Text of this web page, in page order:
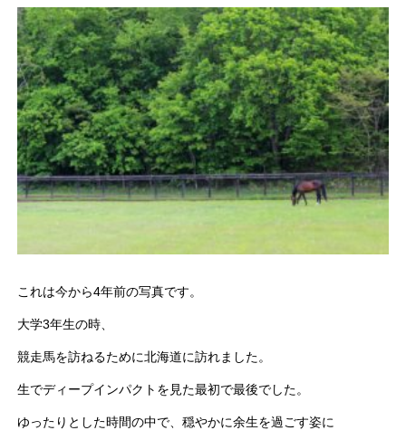
これは今から4年前の写真です。
大学3年生の時、
競走馬を訪ねるために北海道に訪れました。
生でディープインパクトを見た最初で最後でした。
ゆったりとした時間の中で、穏やかに余生を過ごす姿に